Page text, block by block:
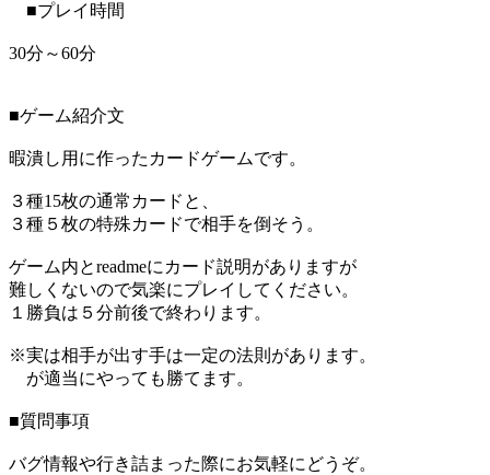
■プレイ時間
30分～60分
■ゲーム紹介文
暇潰し用に作ったカードゲームです。
３種15枚の通常カードと、
３種５枚の特殊カードで相手を倒そう。
ゲーム内とreadmeにカード説明がありますが
難しくないので気楽にプレイしてください。
１勝負は５分前後で終わります。
※実は相手が出す手は一定の法則があります。
が適当にやっても勝てます。
■質問事項
バグ情報や行き詰まった際にお気軽にどうぞ。